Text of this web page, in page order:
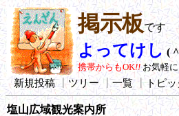
掲示板です
よってけし (
携帯からもOK!! お気軽
新規投稿┃ツリー┃一覧┃トピッ
塩山広域観光案内所